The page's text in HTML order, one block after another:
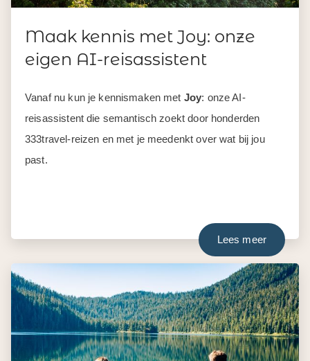
Maak kennis met Joy: onze
eigen AI-reisassistent
Vanaf nu kun je kennismaken met Joy: onze AI-
reisassistent die semantisch zoekt door honderden
333travel-reizen en met je meedenkt over wat bij jou
past.
Lees meer